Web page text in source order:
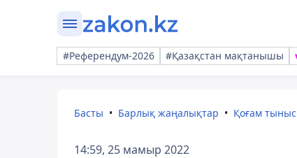
#Референдум-2026 #Қазақстан мақтанышы
Басты Барлық жаңалықтар Қоғам
14:59, 25 мамыр 2022